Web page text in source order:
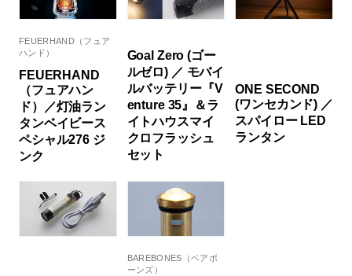
FEUERHAND（フュア
ハンド）
FEUERHAND
（フュアハン
ド）／灯油ラン
タンベイビース
ペシャル276 ジ
ンク
Goal Zero (ゴー
ルゼロ) ／ モバイ
ルバッテリー『V
enture 35』＆ラ
イトハウスマイ
クロフラッシュ
セット
ONE SECOND
(ワンセカンド) ／
スパイロー LED
ランタン
BAREBONES（ベアボ
ーンズ）